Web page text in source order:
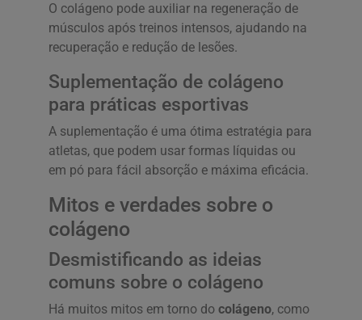
O colágeno pode auxiliar na regeneração de
músculos após treinos intensos, ajudando na
recuperação e redução de lesões.
Suplementação de colágeno
para práticas esportivas
A suplementação é uma ótima estratégia para
atletas, que podem usar formas líquidas ou
em pó para fácil absorção e máxima eficácia.
Mitos e verdades sobre o
colágeno
Desmistificando as ideias
comuns sobre o colágeno
Há muitos mitos em torno do colágeno, como